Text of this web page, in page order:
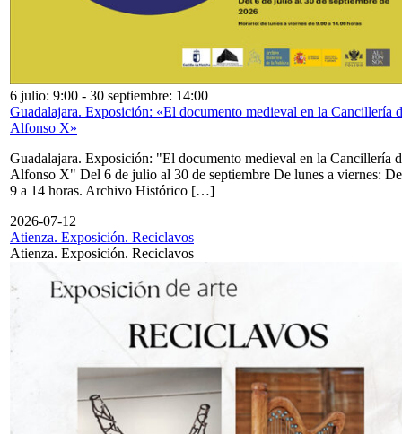
6 julio: 9:00 - 30 septiembre: 14:00
Guadalajara. Exposición: «El documento medieval en la Cancillería
Alfonso X»
Guadalajara. Exposición: "El documento medieval en la Cancillería
Alfonso X" Del 6 de julio al 30 de septiembre De lunes a viernes: De
9 a 14 horas. Archivo Histórico […]
2026-07-12
Atienza. Exposición. Reciclavos
Atienza. Exposición. Reciclavos